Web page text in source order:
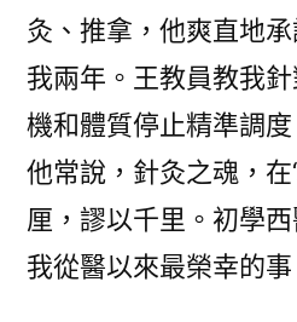
灸、推拿，他爽直地
我兩年。王教員教我
機和體質停止精準調
他常說，針灸之魂，在‘
厘，謬以千里。初學
我從醫以來最榮幸的事